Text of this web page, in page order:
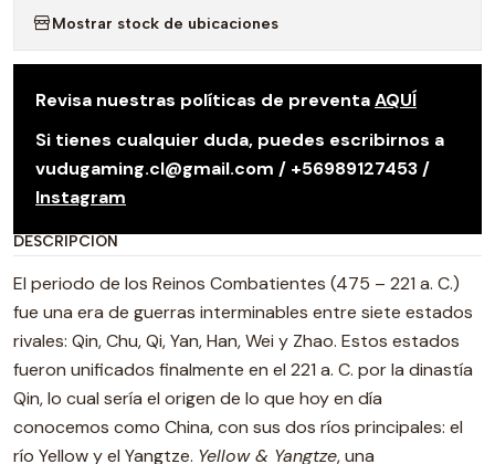
Mostrar stock de ubicaciones
Revisa nuestras políticas de preventaAQUÍ
Si tienes cualquier duda, puedes escribirnos a
vudugaming.cl@gmail.com / +56989127453 /
Instagram
DESCRIPCIÓN
El periodo de los Reinos Combatientes (475 – 221 a. C.)
fue una era de guerras interminables entre siete estados
rivales: Qin, Chu, Qi, Yan, Han, Wei y Zhao. Estos estados
fueron unificados finalmente en el 221 a. C. por la dinastía
Qin, lo cual sería el origen de lo que hoy en día
conocemos como China, con sus dos ríos principales: el
río Yellow y el Yangtze. Yellow & Yangtze, una